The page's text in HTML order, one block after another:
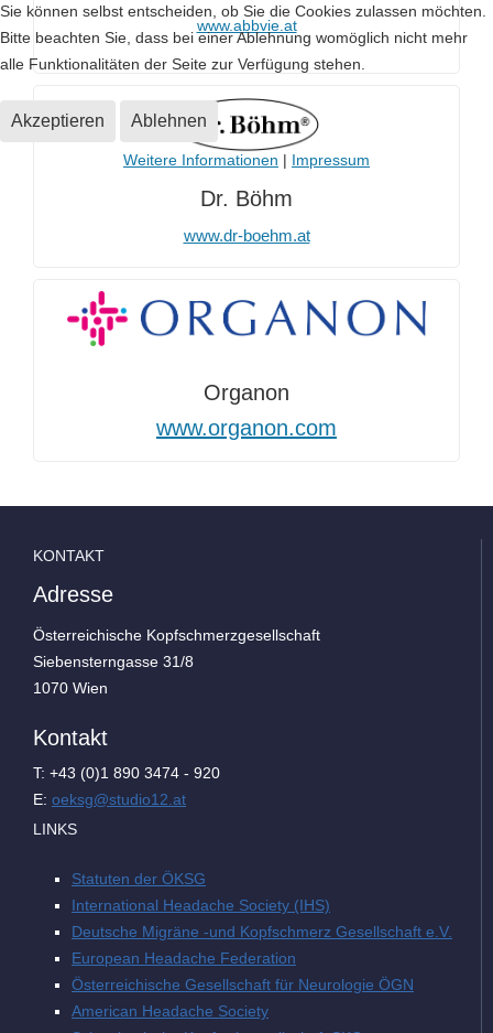
www.abbvie.at
Dr. Böhm
www.dr-boehm.at
Organon
www.organon.com
KONTAKT
Adresse
Österreichische Kopfschmerzgesellschaft
Siebensterngasse 31/8
1070 Wien
Kontakt
T: +43 (0)1 890 3474 - 920
E: oeksg@studio12.at
LINKS
Statuten der ÖKSG
International Headache Society (IHS)
Deutsche Migräne -und Kopfschmerz Gesellschaft e.V.
European Headache Federation
Österreichische Gesellschaft für Neurologie ÖGN
American Headache Society
Sie können selbst entscheiden, ob Sie die Cookies zulassen möchten.
Bitte beachten Sie, dass bei einer Ablehnung womöglich nicht mehr
alle Funktionalitäten der Seite zur Verfügung stehen.
Akzeptieren Ablehnen
Weitere Informationen | Impressum